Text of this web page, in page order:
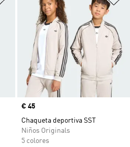
Precio
€ 45
Chaqueta deportiva SST
Niños Originals
5 colores